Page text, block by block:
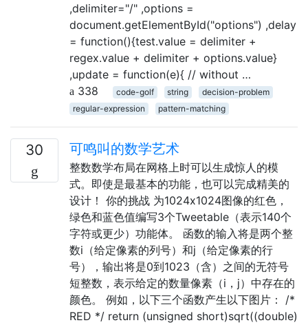
,delimiter="/" ,options =
document.getElementById("options") ,delay
= function(){test.value = delimiter +
regex.value + delimiter + options.value}
,update = function(e){ // without …
338
code-golf string
decision-problem
regular-expression
pattern-matching
30 可鸣叫的数学艺术
整数数学布局在网格上时可以生成惊人的模
式。即使是最基本的功能，也可以完成精美的
设计！ 你的挑战 为1024x1024图像的红色，
绿色和蓝色值编写3个Tweetable（表示140个
字符或更少）功能体。 函数的输入将是两个整
数i（给定像素的列号）和j（给定像素的行
号），输出将是0到1023（含）之间的无符号
短整数，表示给定的数量像素（i，j）中存在的
颜色。 例如，以下三个函数产生以下图片： /*
RED */ return (unsigned short)sqrt((double)